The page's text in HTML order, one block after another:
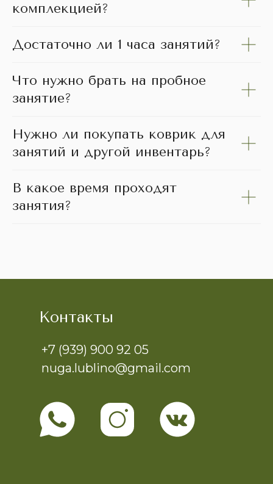
комплекцией?
Достаточно ли 1 часа занятий?
Что нужно брать на пробное
занятие?
Нужно ли покупать коврик для
занятий и другой инвентарь?
В какое время проходят
занятия?
Контакты
+7 (939) 900 92 05
nuga.lublino@gmail.com